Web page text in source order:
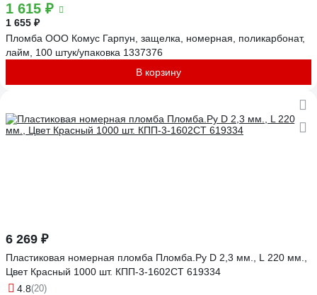
1 615 ₽
1 655 ₽
Пломба ООО Комус Гарпун, защелка, номерная, поликарбонат,
лайм, 100 штук/упаковка 1337376
В корзину
6 269 ₽
Пластиковая номерная пломба Пломба.Ру D 2,3 мм., L 220 мм.,
Цвет Красный 1000 шт. КПП-3-1602СТ 619334
4.8(20)